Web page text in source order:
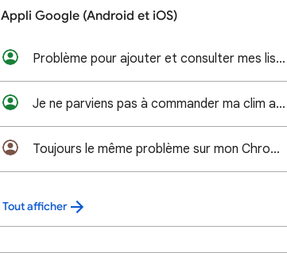
Appli Google (Android et iOS)
Problème pour ajouter et consulter mes listes des courses
Je ne parviens pas à commander ma clim airton avec Google home
Toujours le même problème sur mon Chromecast HD
Tout afficher